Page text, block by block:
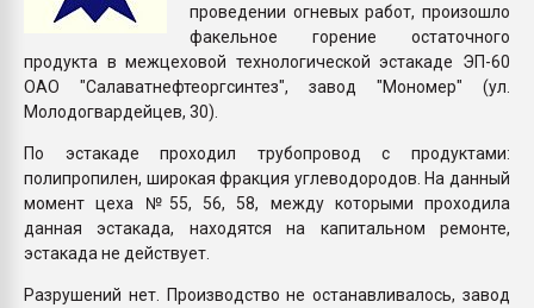
проведении огневых работ, произошло
факельное горение остаточного
продукта в межцеховой технологической эстакаде ЭП-60
ОАО "Салаватнефтеоргсинтез", завод "Мономер" (ул.
Молодогвардейцев, 30).
По эстакаде проходил трубопровод с продуктами:
полипропилен, широкая фракция углеводородов. На данный
момент цеха №55, 56, 58, между которыми проходила
данная эстакада, находятся на капитальном ремонте,
эстакада не действует.
Разрушений нет. Производство не останавливалось, завод